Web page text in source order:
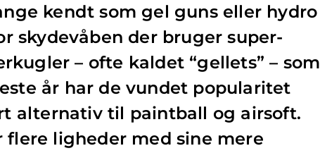
kendt som gel guns eller hydro
skydevåben der bruger super-
– ofte kaldet “gellets” – som
år har de vundet popularitet
alternativ til paintball og airsoft.
flere ligheder med sine mere